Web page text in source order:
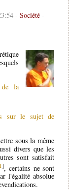
- Société-
de la
sur le sujet de
sous la même
divers que les
sont satisfait
1], certains ne sont
l'égalité absolue